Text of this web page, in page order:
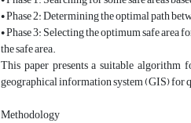
• Phase 2: Determining the optimal path
• Phase 3: Selecting the optimum safe
the safe area.
This paper presents a suitable algorithm
geographical information system (GIS) for
Methodology